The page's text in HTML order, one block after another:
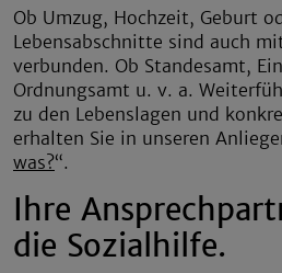
Ob Umzug, Hochzeit, Geburt
Lebensabschnitte sind auch
verbunden. Ob Standesamt,
Ordnungsamt u. v. a.
zu den Lebenslagen und
erhalten Sie in unseren
was?“.
Ihre
die Sozialhilfe.